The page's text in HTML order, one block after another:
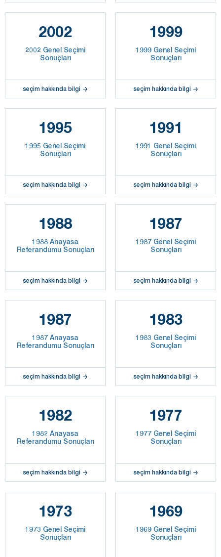
2002
2002 Genel Seçimi
Sonuçları
seçim hakkında bilgi
1999
1999 Genel Seçimi
Sonuçları
seçim hakkında bilgi
1995
1995 Genel Seçimi
Sonuçları
seçim hakkında bilgi
1991
1991 Genel Seçimi
Sonuçları
seçim hakkında bilgi
1988
1988 Anayasa
Referandumu Sonuçları
seçim hakkında bilgi
1987
1987 Genel Seçimi
Sonuçları
seçim hakkında bilgi
1987
1987 Anayasa
Referandumu Sonuçları
seçim hakkında bilgi
1983
1983 Genel Seçimi
Sonuçları
seçim hakkında bilgi
1982
1982 Anayasa
Referandumu Sonuçları
seçim hakkında bilgi
1977
1977 Genel Seçimi
Sonuçları
seçim hakkında bilgi
1973
1973 Genel Seçimi
Sonuçları
1969
1969 Genel Seçimi
Sonuçları